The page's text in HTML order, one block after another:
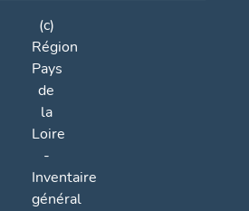
(c)
Région
Pays
de
la
Loire
-
Inventaire
général